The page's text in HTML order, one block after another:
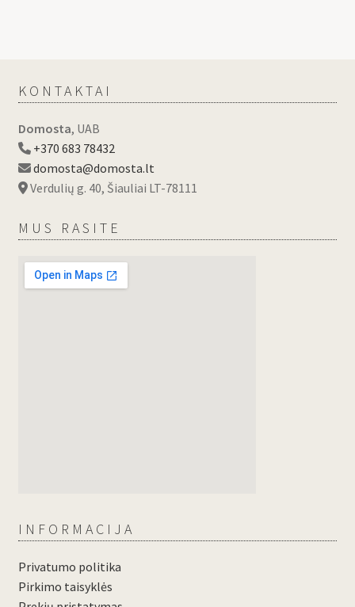
KONTAKTAI
Domosta, UAB
+370 683 78432
domosta@domosta.lt
Verdulių g. 40, Šiauliai LT-78111
MUS RASITE
INFORMACIJA
Privatumo politika
Pirkimo taisyklės